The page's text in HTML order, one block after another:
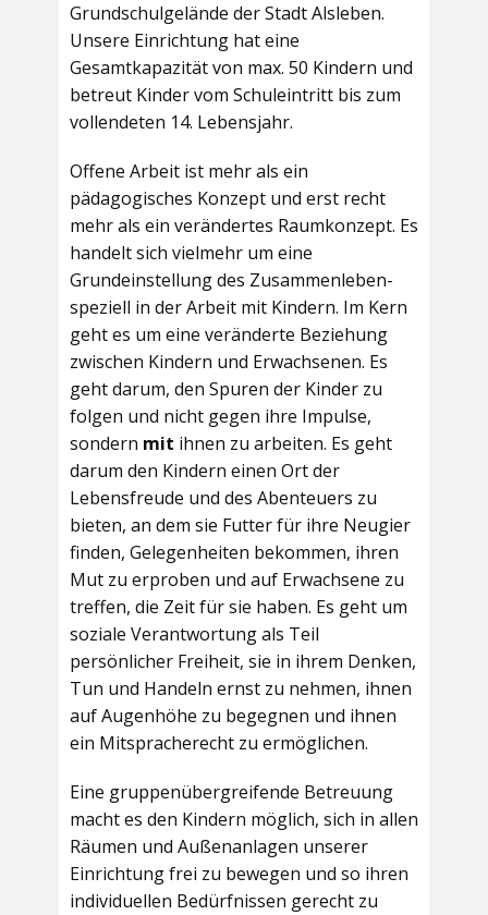
Grundschulgelände der Stadt Alsleben.
Unsere Einrichtung hat eine
Gesamtkapazität von max. 50 Kindern und
betreut Kinder vom Schuleintritt bis zum
vollendeten 14. Lebensjahr.
Offene Arbeit ist mehr als ein
pädagogisches Konzept und erst recht
mehr als ein verändertes Raumkonzept. Es
handelt sich vielmehr um eine
Grundeinstellung des Zusammenleben-
speziell in der Arbeit mit Kindern. Im Kern
geht es um eine veränderte Beziehung
zwischen Kindern und Erwachsenen. Es
geht darum, den Spuren der Kinder zu
folgen und nicht gegen ihre Impulse,
sondern mit ihnen zu arbeiten. Es geht
darum den Kindern einen Ort der
Lebensfreude und des Abenteuers zu
bieten, an dem sie Futter für ihre Neugier
finden, Gelegenheiten bekommen, ihren
Mut zu erproben und auf Erwachsene zu
treffen, die Zeit für sie haben. Es geht um
soziale Verantwortung als Teil
persönlicher Freiheit, sie in ihrem Denken,
Tun und Handeln ernst zu nehmen, ihnen
auf Augenhöhe zu begegnen und ihnen
ein Mitspracherecht zu ermöglichen.
Eine gruppenübergreifende Betreuung
macht es den Kindern möglich, sich in allen
Räumen und Außenanlagen unserer
Einrichtung frei zu bewegen und so ihren
individuellen Bedürfnissen gerecht zu